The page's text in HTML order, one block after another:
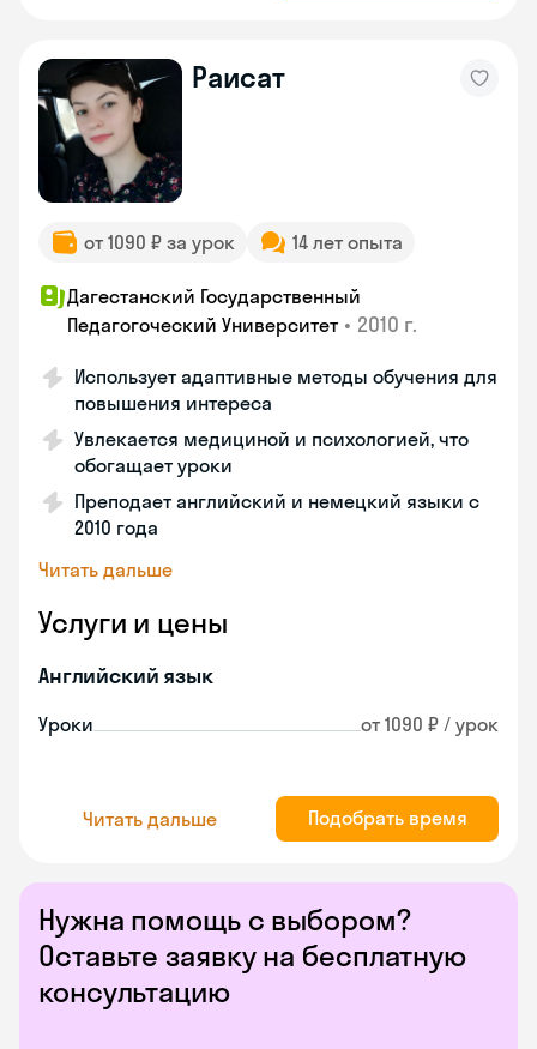
Нужна помощь с выбором?
Оставьте заявку на бесплатную
консультацию
Раисат
от 1090 ₽ за урок 14 лет опыта
Дагестанский Государственный
Педагогоческий Университет • 2010 г.
Использует адаптивные методы обучения для
повышения интереса
Увлекается медициной и психологией, что
обогащает уроки
Преподает английский и немецкий языки с
2010 года
Читать дальше
Услуги и цены
Английский язык
Уроки от 1090 ₽ / урок
Читать дальше Подобрать время